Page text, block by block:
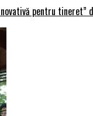
pentru tineret”